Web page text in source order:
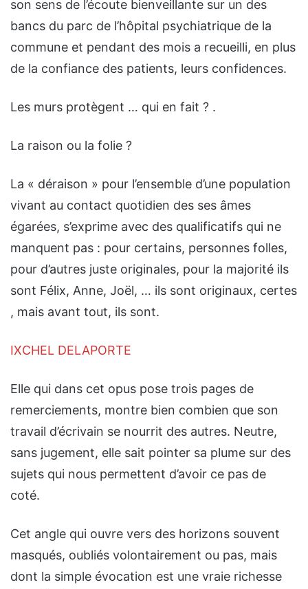
son sens de l’écoute bienveillante sur un des
bancs du parc de l’hôpital psychiatrique de la
commune et pendant des mois a recueilli, en plus
de la confiance des patients, leurs confidences.
Les murs protègent … qui en fait ? .
La raison ou la folie ?
La « déraison » pour l’ensemble d’une population
vivant au contact quotidien des ses âmes
égarées, s’exprime avec des qualificatifs qui ne
manquent pas : pour certains, personnes folles,
pour d’autres juste originales, pour la majorité ils
sont Félix, Anne, Joël, … ils sont originaux, certes
, mais avant tout, ils sont.
IXCHEL DELAPORTE
Elle qui dans cet opus pose trois pages de
remerciements, montre bien combien que son
travail d’écrivain se nourrit des autres. Neutre,
sans jugement, elle sait pointer sa plume sur des
sujets qui nous permettent d’avoir ce pas de
coté.
Cet angle qui ouvre vers des horizons souvent
masqués, oubliés volontairement ou pas, mais
dont la simple évocation est une vraie richesse